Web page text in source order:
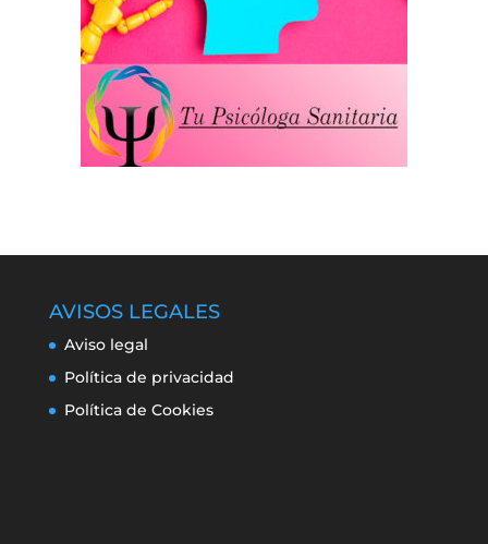
AVISOS LEGALES
Aviso legal
Política de privacidad
Política de Cookies